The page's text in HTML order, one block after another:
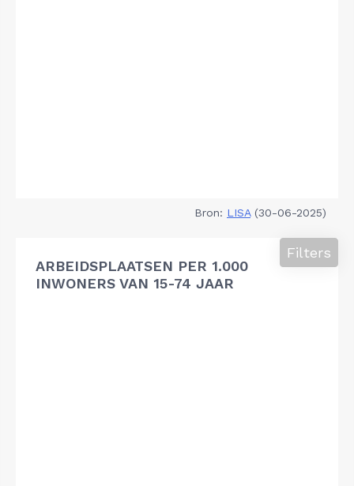
Bron: LISA(30-06-2025)
ARBEIDSPLAATSEN PER 1.000
INWONERS VAN 15-74 JAAR
Filters